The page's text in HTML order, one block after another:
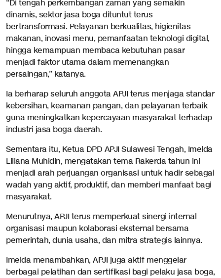
“Di tengah perkembangan zaman yang semakin
dinamis, sektor jasa boga dituntut terus
bertransformasi. Pelayanan berkualitas, higienitas
makanan, inovasi menu, pemanfaatan teknologi digital,
hingga kemampuan membaca kebutuhan pasar
menjadi faktor utama dalam memenangkan
persaingan,” katanya.
Ia berharap seluruh anggota APJI terus menjaga standar
kebersihan, keamanan pangan, dan pelayanan terbaik
guna meningkatkan kepercayaan masyarakat terhadap
industri jasa boga daerah.
Sementara itu, Ketua DPD APJI Sulawesi Tengah, Imelda
Liliana Muhidin, mengatakan tema Rakerda tahun ini
menjadi arah perjuangan organisasi untuk hadir sebagai
wadah yang aktif, produktif, dan memberi manfaat bagi
masyarakat.
Menurutnya, APJI terus memperkuat sinergi internal
organisasi maupun kolaborasi eksternal bersama
pemerintah, dunia usaha, dan mitra strategis lainnya.
Imelda menambahkan, APJI juga aktif menggelar
berbagai pelatihan dan sertifikasi bagi pelaku jasa boga,